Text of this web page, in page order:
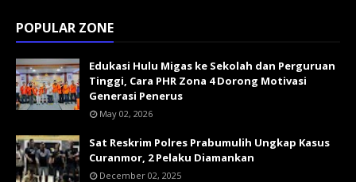
POPULAR ZONE
Edukasi Hulu Migas ke Sekolah dan Perguruan
Tinggi, Cara PHR Zona 4 Dorong Motivasi
Generasi Penerus
May 02, 2026
Sat Reskrim Polres Prabumulih Ungkap Kasus
Curanmor, 2 Pelaku Diamankan
December 02, 2025